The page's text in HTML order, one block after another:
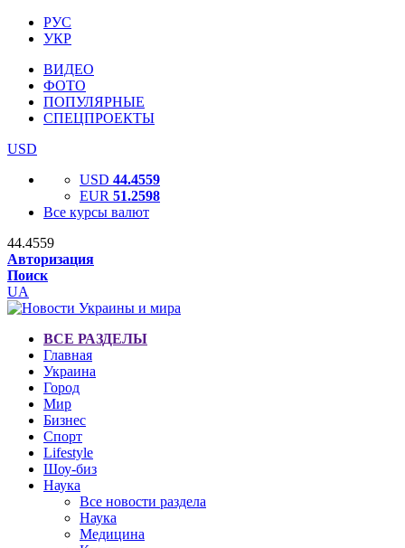
РУС
УКР
ВИДЕО
ФОТО
ПОПУЛЯРНЫЕ
СПЕЦПРОЕКТЫ
USD
USD 44.4559
EUR 51.2598
Все курсы валют
44.4559
Авторизация
Поиск
UA
ВСЕ РАЗДЕЛЫ
Главная
Украина
Город
Мир
Бизнес
Спорт
Lifestyle
Шоу-биз
Наука
Все новости раздела
Наука
Медицина